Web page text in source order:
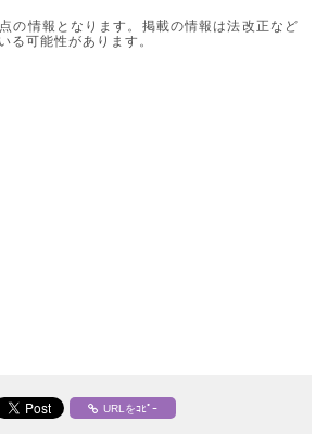
の情報となります。掲載の情報は法改正など
る可能性があります。
URLをｺﾋﾟｰ